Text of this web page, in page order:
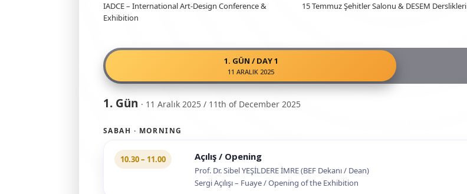
IADCE – International Art-Design Conference &
Exhibition
15 Temmuz Şehitler Salonu & DESEM Derslikleri
1. GÜN / DAY 1
11 ARALIK 2025
1. Gün · 11 Aralık 2025 / 11th of December 2025
SABAH · MORNING
10.30 – 11.00 Açılış / Opening
Prof. Dr. Sibel YEŞİLDERE İMRE (BEF Dekanı / Dean)
Sergi Açılışı – Fuaye / Opening of the Exhibition